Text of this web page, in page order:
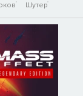
Шутер